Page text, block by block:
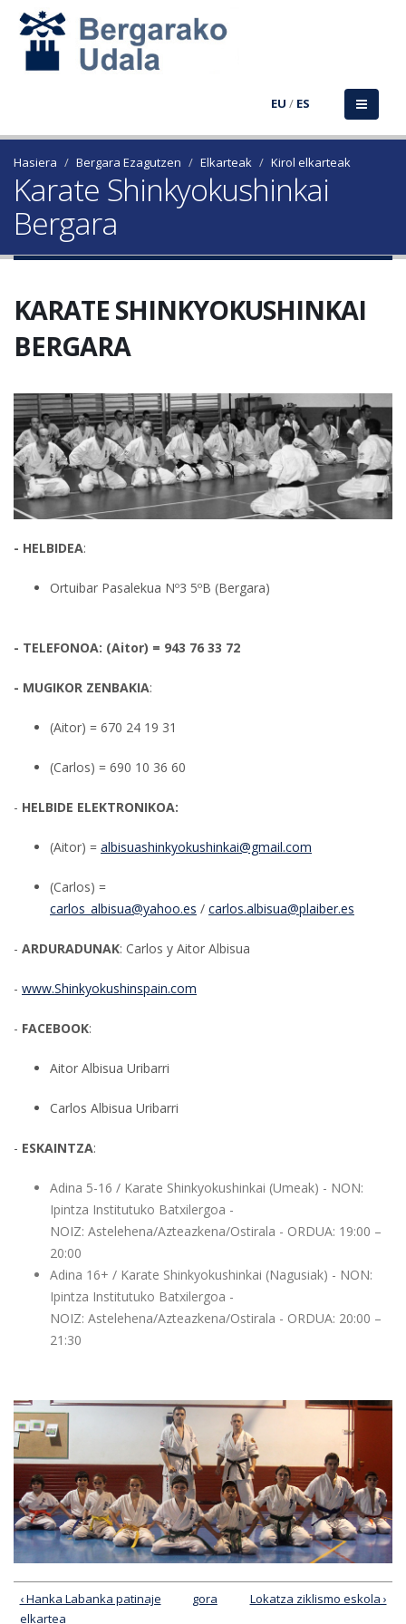
EU / ES
Hasiera Bergara Ezagutzen Elkarteak Kirol elkarteak
Karate Shinkyokushinkai
Bergara
KARATE SHINKYOKUSHINKAI
BERGARA
- HELBIDEA:
Ortuibar Pasalekua Nº3 5ºB (Bergara)
- TELEFONOA: (Aitor) = 943 76 33 72
- MUGIKOR ZENBAKIA:
(Aitor) = 670 24 19 31
(Carlos) = 690 10 36 60
- HELBIDE ELEKTRONIKOA:
(Aitor) = albisuashinkyokushinkai@gmail.com
(Carlos) =
carlos_albisua@yahoo.es / carlos.albisua@plaiber.es
- ARDURADUNAK: Carlos y Aitor Albisua
- www.Shinkyokushinspain.com
- FACEBOOK:
Aitor Albisua Uribarri
Carlos Albisua Uribarri
- ESKAINTZA:
Adina 5-16 / Karate Shinkyokushinkai (Umeak) - NON:
Ipintza Institutuko Batxilergoa -
NOIZ: Astelehena/Azteazkena/Ostirala - ORDUA: 19:00 –
20:00
Adina 16+ / Karate Shinkyokushinkai (Nagusiak) - NON:
Ipintza Institutuko Batxilergoa -
NOIZ: Astelehena/Azteazkena/Ostirala - ORDUA: 20:00 –
21:30
‹ Hanka Labanka patinaje
elkartea
gora Lokatza ziklismo eskola ›